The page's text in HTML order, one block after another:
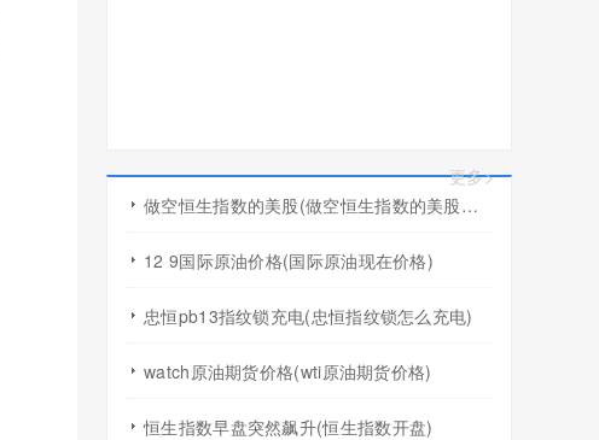
更多>
做空恒生指数的美股(做空恒生指数的美股有哪些)
12 9国际原油价格(国际原油现在价格)
忠恒pb13指纹锁充电(忠恒指纹锁怎么充电)
watch原油期货价格(wti原油期货价格)
恒生指数早盘突然飙升(恒生指数开盘)